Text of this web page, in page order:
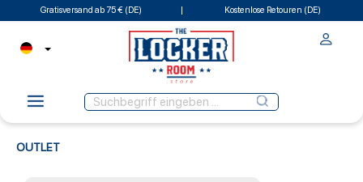
Gratisversand ab 75 € (DE) Kostenlose Retouren (DE)
OUTLET